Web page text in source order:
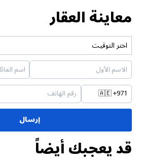
معاينة العقار
اختر التوقيت
🇦🇪+971
إرسال
قد يعجبك أيضاً